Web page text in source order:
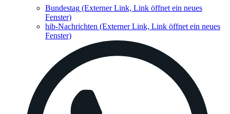
Bundestag (Externer Link, Link öffnet ein neues
Fenster)
hib-Nachrichten (Externer Link, Link öffnet ein neues
Fenster)